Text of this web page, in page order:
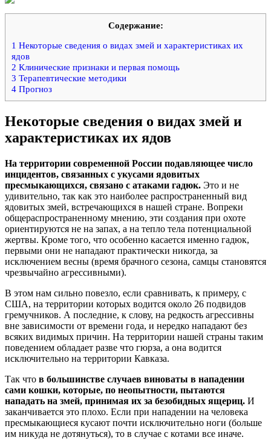
Содержание:
1 Некоторые сведения о видах змей и характеристиках их
ядов
2 Клинические признаки и первая помощь
3 Терапевтические методики
4 Прогноз
Некоторые сведения о видах змей и
характеристиках их ядов
На территории современной России подавляющее число
инцидентов, связанных с укусами ядовитых
пресмыкающихся, связано с атаками гадюк. Это и не
удивительно, так как это наиболее распространенный вид
ядовитых змей, встречающихся в нашей стране. Вопреки
общераспространенному мнению, эти создания при охоте
ориентируются не на запах, а на тепло тела потенциальной
жертвы. Кроме того, что особенно касается именно гадюк,
первыми они не нападают практически никогда, за
исключением весны (время брачного сезона, самцы становятся
чрезвычайно агрессивными).
В этом нам сильно повезло, если сравнивать, к примеру, с
США, на территории которых водится около 26 подвидов
гремучников. А последние, к слову, на редкость агрессивны
вне зависимости от времени года, и нередко нападают без
всяких видимых причин. На территории нашей страны таким
поведением обладает разве что гюрза, а она водится
исключительно на территории Кавказа.
Так что в большинстве случаев виноваты в нападении
сами кошки, которые, по неопытности, пытаются
нападать на змей, принимая их за безобидных ящериц. И
заканчивается это плохо. Если при нападении на человека
пресмыкающиеся кусают почти исключительно ноги (больше
им никуда не дотянуться), то в случае с котами все иначе.